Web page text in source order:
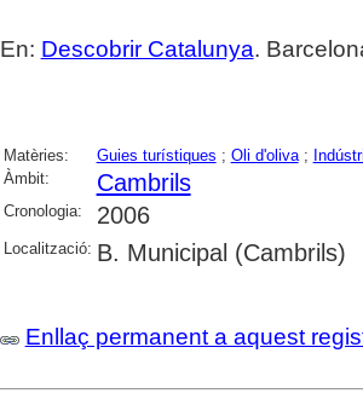
En: Descobrir Catalunya.
Matèries: Guies turístiques ; Oli d'oliva;
Àmbit:
Cambrils
Cronologia: 2006
Localització: B. Municipal (Cambrils)
Enllaç permanent a aquest